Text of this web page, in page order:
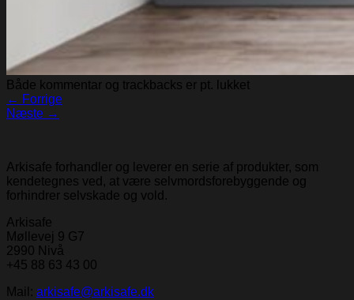
Både kommentar og trackbacks er pt. lukket
← Forrige
Næste →
Arkisafe forhandler og leverer en serie af produkter, som
kendetegnes ved, at være selvmordsforebyggende og
forhindrer selvskade og vold.
Arkisafe
Møllevej 9 G7
2990 Nivå
+45 88 63 43 00
Mail: arkisafe@arkisafe.dk